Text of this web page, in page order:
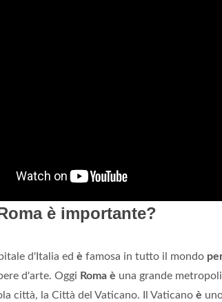
è importante?
d'Italia ed è famosa in tutto il mondo
d'arte. Oggi Roma è una grande
città, la Città del Vaticano. Il Vaticano è